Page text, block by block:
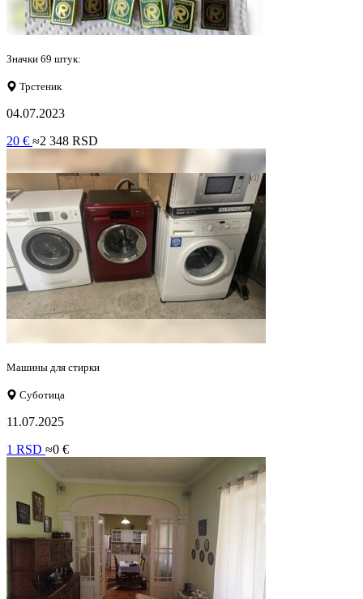
Значки 69 штук:
Трстеник
04.07.2023
20 € ≈2 348 RSD
Машины для стирки
Суботица
11.07.2025
1 RSD ≈0 €